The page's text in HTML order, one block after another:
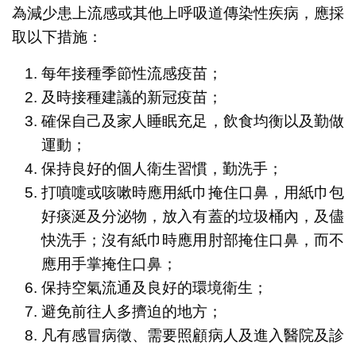
為減少患上流感或其他上呼吸道傳染性疾病，應採
取以下措施：
每年接種季節性流感疫苗；
及時接種建議的新冠疫苗；
確保自己及家人睡眠充足，飲食均衡以及勤做
運動；
保持良好的個人衛生習慣，勤洗手；
打噴嚏或咳嗽時應用紙巾掩住口鼻，用紙巾包
好痰涎及分泌物，放入有蓋的垃圾桶內，及儘
快洗手；沒有紙巾時應用肘部掩住口鼻，而不
應用手掌掩住口鼻；
保持空氣流通及良好的環境衛生；
避免前往人多擠迫的地方；
凡有感冒病徵、需要照顧病人及進入醫院及診